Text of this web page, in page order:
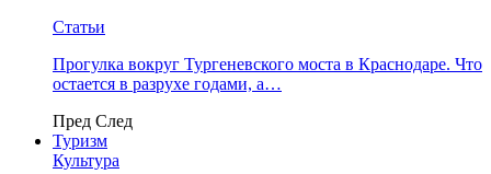
Статьи
Прогулка вокруг Тургеневского моста в Краснодаре. Что
остается в разрухе годами, а…
Пред След
Туризм
Культура